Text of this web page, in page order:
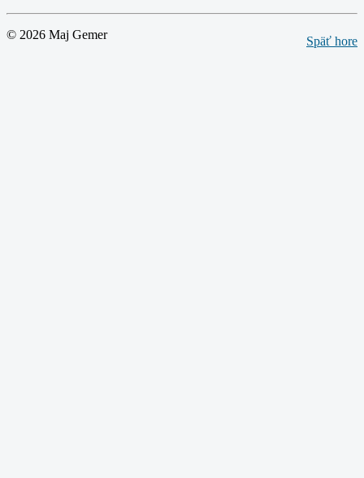
Späť hore
© 2026 Maj Gemer